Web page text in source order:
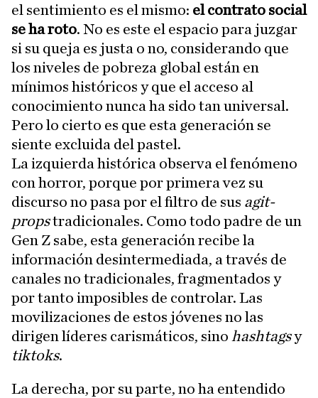
el sentimiento es el mismo: el contrato social
se ha roto. No es este el espacio para juzgar
si su queja es justa o no, considerando que
los niveles de pobreza global están en
mínimos históricos y que el acceso al
conocimiento nunca ha sido tan universal.
Pero lo cierto es que esta generación se
siente excluida del pastel.
La izquierda histórica observa el fenómeno
con horror, porque por primera vez su
discurso no pasa por el filtro de sus agit-
propstradicionales. Como todo padre de un
Gen Z sabe, esta generación recibe la
información desintermediada, a través de
canales no tradicionales, fragmentados y
por tanto imposibles de controlar. Las
movilizaciones de estos jóvenes no las
dirigen líderes carismáticos, sino hashtagsy
tiktoks.
La derecha, por su parte, no ha entendido